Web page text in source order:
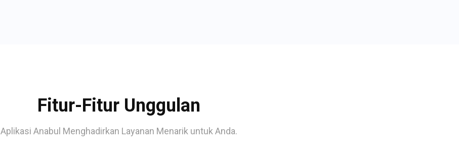
Fitur-Fitur Unggulan
Aplikasi Anabul Menghadirkan Layanan Menarik untuk Anda.